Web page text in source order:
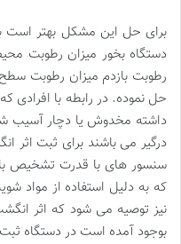
برای حل این مشکل بهتر است
دستگاه بخور میزان رطوبت
رطوبت بازدم میزان رطوبت
حل نموده. در رابطه با افرادی
داشته مخدوش یا دچار آسیب
درگیر می باشند برای ثبت اثر
سنسور های با قدرت تشخیص
که به دلیل استفاده از مواد
نیز توصیه می شود که اثر
بوجود آمده است در دستگاه